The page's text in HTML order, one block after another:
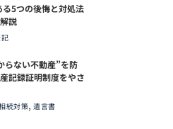
5つの後悔と対処法
説
らない不動産”を防
記録証明制度をやさ
続対策, 遺言書